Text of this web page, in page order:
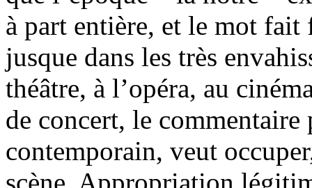
à part entière, et le mot fait
jusque dans les très
théâtre, à l’opéra, au
de concert, le commentaire
contemporain, veut